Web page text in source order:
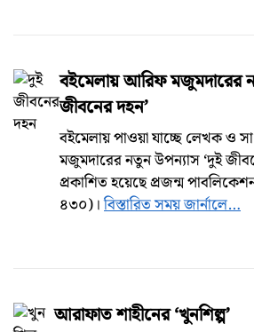
বইমেলায় আরিফ মজুমদারের
জীবনের দহন’
বইমেলায় পাওয়া যাচ্ছে লেখক ও
মজুমদারের নতুন উপন্যাস ‘দুই
প্রকাশিত হয়েছে প্রজন্ম
৪৩০)।বিস্তারিত সময় জার্নালে…
আরাফাত শাহীনের ‘খুনশিল্প’